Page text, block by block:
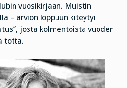
vuosikirjaan. Muistin
– arvion loppuun kiteytyi
josta kolmentoista vuoden
totta.